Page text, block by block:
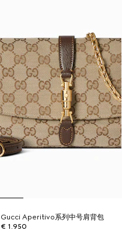
Gucci Aperitivo系列中号肩背包
€ 1.950